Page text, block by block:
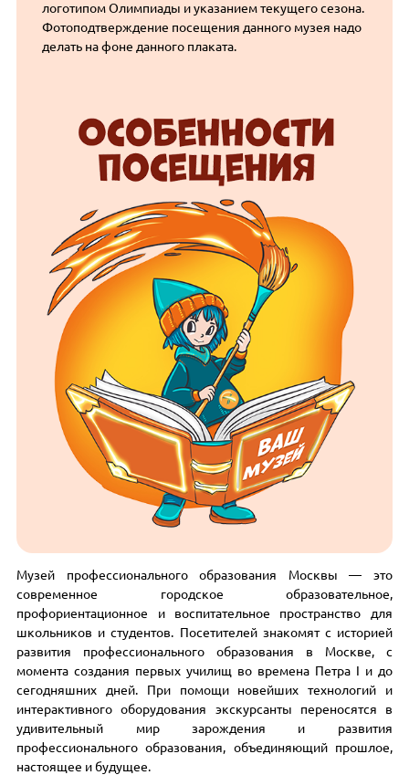
логотипом Олимпиады и указанием текущего сезона.
Фотоподтверждение посещения данного музея надо
делать на фоне данного плаката.
Музей профессионального образования Москвы — это
современное городское образовательное,
профориентационное и воспитательное пространство для
школьников и студентов. Посетителей знакомят с историей
развития профессионального образования в Москве, с
момента создания первых училищ во времена Петра I и до
сегодняшних дней. При помощи новейших технологий и
интерактивного оборудования экскурсанты переносятся в
удивительный мир зарождения и развития
профессионального образования, объединяющий прошлое,
настоящее и будущее.